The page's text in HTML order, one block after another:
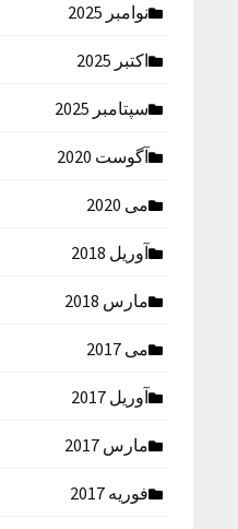
نوامبر 2025
اکتبر 2025
سپتامبر 2025
آگوست 2020
می 2020
آوریل 2018
مارس 2018
می 2017
آوریل 2017
مارس 2017
فوریه 2017